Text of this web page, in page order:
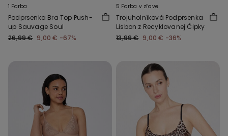
1 Farba
Podprsenka Bra Top Push-
up Sauvage Soul
26,99 € 9,00 € -67%
5 Farba v zľave
Trojuholníková Podprsenka
Lisbon z Recyklovanej Čipky
13,99 € 9,00 € -36%